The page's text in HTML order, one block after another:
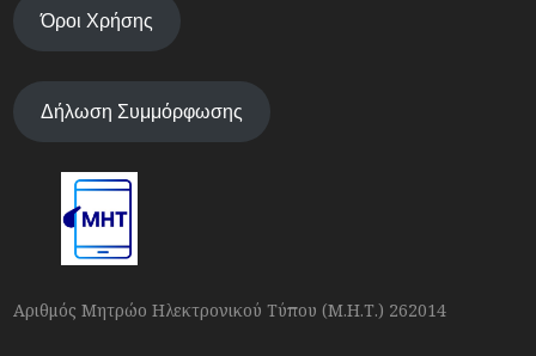
Όροι Χρήσης
Δήλωση Συμμόρφωσης
Αριθμός Μητρώο Ηλεκτρονικού Τύπου (Μ.Η.Τ.) 262014